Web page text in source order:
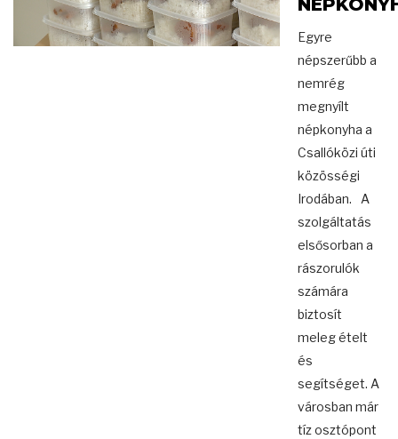
Egyre
népszerűbb a
nemrég
megnyílt
népkonyha a
Csallóközi úti
közösségi
Irodában. A
szolgáltatás
elsősorban a
rászorulók
számára
biztosít
meleg ételt
és
segítséget. A
városban már
tíz osztópont